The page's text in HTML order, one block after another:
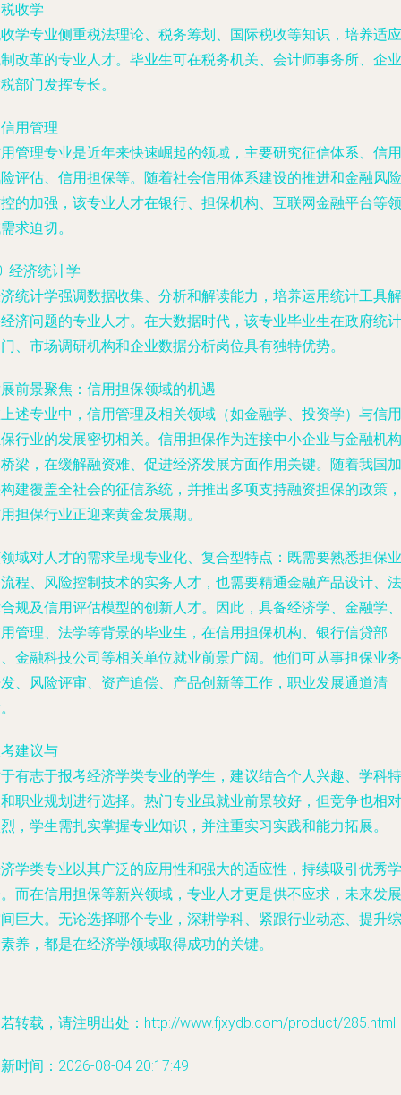
收学
学专业侧重税法理论、税务筹划、国际税收等知识，培养适应
改革的专业人才。毕业生可在税务机关、会计师事务所、企业
部门发挥专长。
用管理
管理专业是近年来快速崛起的领域，主要研究征信体系、信用
评估、信用担保等。随着社会信用体系建设的推进和金融风险
的加强，该专业人才在银行、担保机构、互联网金融平台等领
求迫切。
经济统计学
统计学强调数据收集、分析和解读能力，培养运用统计工具解
济问题的专业人才。在大数据时代，该专业毕业生在政府统计
、市场调研机构和企业数据分析岗位具有独特优势。
前景聚焦：信用担保领域的机遇
述专业中，信用管理及相关领域（如金融学、投资学）与信用
行业的发展密切相关。信用担保作为连接中小企业与金融机构
梁，在缓解融资难、促进经济发展方面作用关键。随着我国加
建覆盖全社会的征信系统，并推出多项支持融资担保的政策，
担保行业正迎来黄金发展期。
域对人才的需求呈现专业化、复合型特点：既需要熟悉担保业
程、风险控制技术的实务人才，也需要精通金融产品设计、法
规及信用评估模型的创新人才。因此，具备经济学、金融学、
管理、法学等背景的毕业生，在信用担保机构、银行信贷部
金融科技公司等相关单位就业前景广阔。他们可从事担保业务
、风险评审、资产追偿、产品创新等工作，职业发展通道清
建议与
有志于报考经济学类专业的学生，建议结合个人兴趣、学科特
职业规划进行选择。热门专业虽就业前景较好，但竞争也相对
，学生需扎实掌握专业知识，并注重实习实践和能力拓展。
学类专业以其广泛的应用性和强大的适应性，持续吸引优秀学
而在信用担保等新兴领域，专业人才更是供不应求，未来发展
巨大。无论选择哪个专业，深耕学科、紧跟行业动态、提升综
养，都是在经济学领域取得成功的关键。
转载，请注明出处：http://www.fjxydb.com/product/285.html
时间：2026-08-04 20:17:49